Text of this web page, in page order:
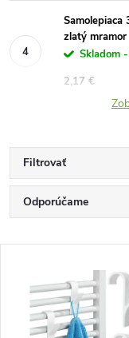
zlatý mramor
Skladom
2,17 €
Filtrovať
R
a
Odporúčame
Najpredávanejšie
Abecedne